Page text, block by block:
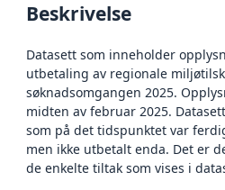
Beskrivelse
Datasett som inneholder
utbetaling av regionale
søknadsomgangen 2025.
midten av februar 2025.
som på det tidspunktet var
men ikke utbetalt enda. Det er
de enkelte tiltak som vises i